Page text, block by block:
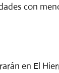
con
en El